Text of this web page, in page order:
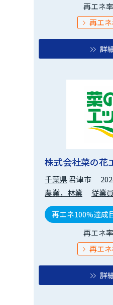
再エネ
再エ
詳
株式会社菜の花
千葉県君津市
農業，林業
従業
再エネ100%達成
再エネ
再エ
詳